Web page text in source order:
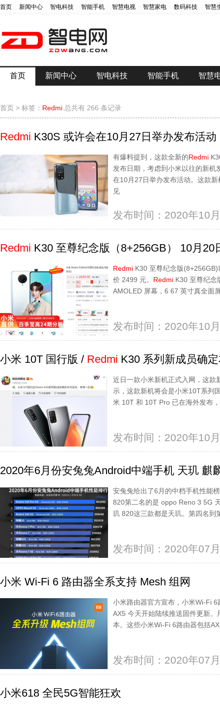
首页 新闻中心 智电科技 智能手机 智慧电视 智慧家电 数码科技 智慧
首页 新闻中心 智电科技 智能手机 智慧
首页 > 标签： Redmi 总共有 266 条记录
Redmi K30S 或许会在10月27日举办发布活动
有爆料提到，这款全新的Redmi
发布日期，考虑到小米以往的新机
在10月27日举办发布活动。这款
见
发布时间：2020年10
Redmi K30 至尊纪念版（8+256GB） 10月20
Redmi K30 至尊纪念版
价 2499 元。 Redmi K30 至尊纪念
AMOLED 屏幕，6 67 英寸真全面
发布时间：2020年10
小米 10T 国行版 / Redmi K30 系列新成员确
近日一款小米新机正式入网，这款
示，这款新机将会是小米10T系列
米 10T 和 10T Pro 已在海外发布
发布时间：2020年10
2020年6月份安兔兔Android中端手机 天玑 麒
安兔兔给出了6月的中档手机性能
820第二名的是 oppo Reno 3 5G
玑 820这三款都是天玑。第四名到
发布时间：2020年07
小米 Wi-Fi 6 路由器全系支持 Mesh 组网
小米路由器官方宣布，小米Wi-Fi
AX5 今天开始陆续推送固件更新
本。这些小米Wi-Fi 6路由器包括
发布时间：2020年07
小米618 全民5G智能狂欢